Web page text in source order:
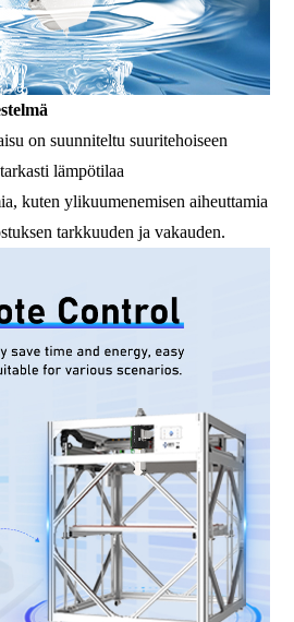
on suunniteltu suuritehoiseen
lämpötilaa
kuten ylikuumenemisen aiheuttamia
tarkkuuden ja vakauden.